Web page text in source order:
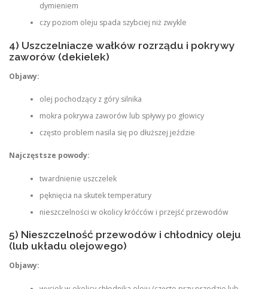
dymieniem
czy poziom oleju spada szybciej niż zwykle
4) Uszczelniacze wałków rozrządu i pokrywy
zaworów (dekielek)
Objawy:
olej pochodzący z góry silnika
mokra pokrywa zaworów lub spływy po głowicy
często problem nasila się po dłuższej jeździe
Najczęstsze powody:
twardnienie uszczelek
pęknięcia na skutek temperatury
nieszczelności w okolicy króćców i przejść przewodów
5) Nieszczelność przewodów i chłodnicy oleju
(lub układu olejowego)
Objawy: